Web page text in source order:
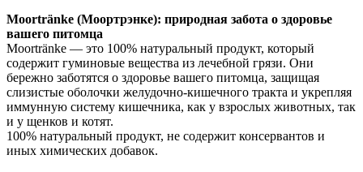
Moortränke (Моортрэнке): природная забота о здоровье
вашего питомца
Moortränke — это 100% натуральный продукт, который
содержит гуминовые вещества из лечебной грязи. Они
бережно заботятся о здоровье вашего питомца, защищая
слизистые оболочки желудочно-кишечного тракта и укрепляя
иммунную систему кишечника, как у взрослых животных, так
и у щенков и котят.
100% натуральный продукт, не содержит консервантов и
иных химических добавок.